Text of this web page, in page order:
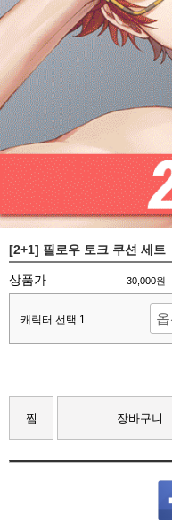
[2+1] 필로우 토크 쿠션 세트
상품가 30,000원
캐릭터 선택 1
찜 장바구니